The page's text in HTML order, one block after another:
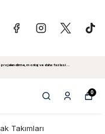
montaj ve daha fazlasi...
0
Takımları